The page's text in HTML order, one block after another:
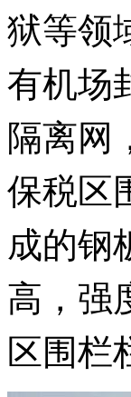
狱等领
有机场
隔离网
保税区
成的钢
高，强
区围栏